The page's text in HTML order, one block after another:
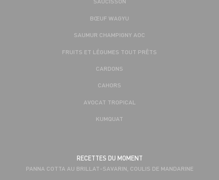
BŒUF WAGYU
SAUMUR CHAMPIGNY AOC
FRUITS ET LÉGUMES TOUT PRÊTS
CARDONS
CAHORS
AVOCAT TROPICAL
KUMQUAT
RECETTES DU MOMENT
PANNA COTTA AU BRILLAT-SAVARIN, COULIS DE MANDARINE